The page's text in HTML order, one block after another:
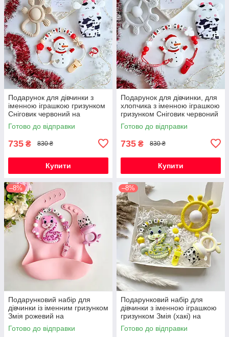
Подарунок для дівчинки з
іменною іграшкою гризунком
Сніговик червоний на
Новорічні свята
Готово до відправки
735 ₴ 830 ₴
Купити
Подарунок для дівчинки, для
хлопчика з іменною іграшкою
гризунком Сніговик червоний
на Новорічні свята
Готово до відправки
735 ₴ 830 ₴
Купити
–8%
Подарунковий набір для
дівчинки із іменним гризунком
Змія рожевий на
народження, хрестини,
виписку, півроку
Готово до відправки
–8%
Подарунковий набір для
дівчинки з іменною іграшкою
гризунком Змія (хакі) на
виписку, хрестини, півроку
Готово до відправки